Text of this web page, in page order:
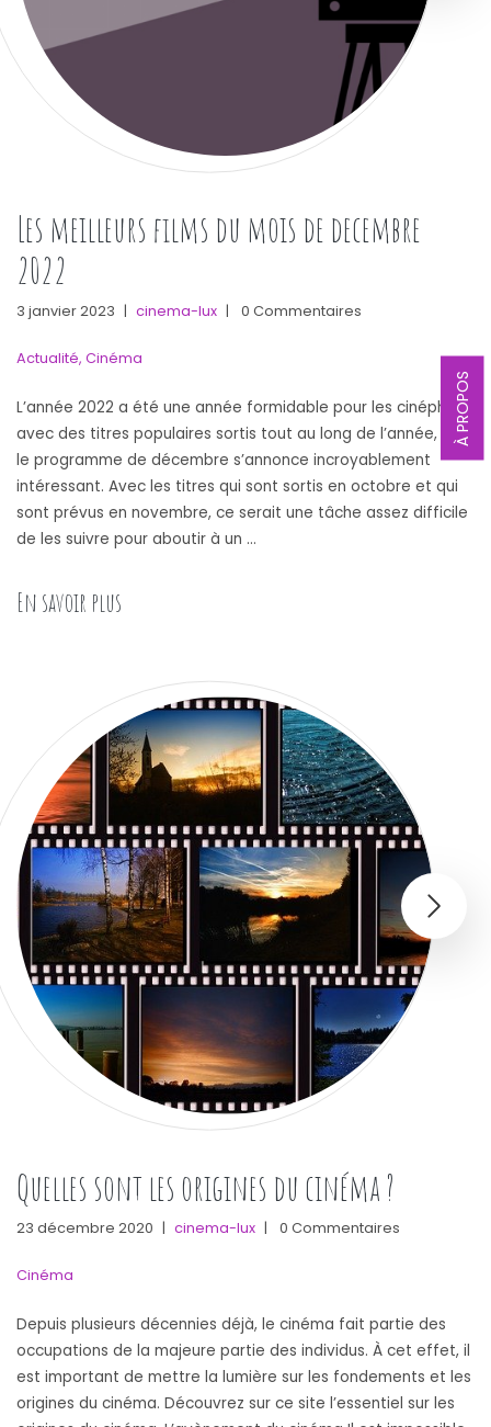
À PROPOS
Les meilleurs films du mois de decembre
2022
3 janvier 2023 | cinema-lux | 0 Commentaires
Actualité, Cinéma
L’année 2022 a été une année formidable pour les cinéphiles,
avec des titres populaires sortis tout au long de l’année, et
le programme de décembre s’annonce incroyablement
intéressant. Avec les titres qui sont sortis en octobre et qui
sont prévus en novembre, ce serait une tâche assez difficile
de les suivre pour aboutir à un …
En savoir plus
Quelles sont les origines du cinéma ?
23 décembre 2020 | cinema-lux | 0 Commentaires
Cinéma
Depuis plusieurs décennies déjà, le cinéma fait partie des
occupations de la majeure partie des individus. À cet effet, il
est important de mettre la lumière sur les fondements et les
origines du cinéma. Découvrez sur ce site l’essentiel sur les